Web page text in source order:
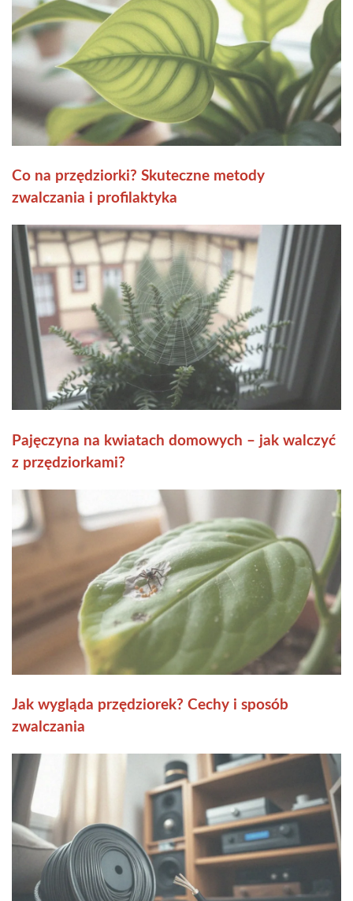
Co na przędziorki? Skuteczne metody
zwalczania i profilaktyka
Pajęczyna na kwiatach domowych – jak walczyć
z przędziorkami?
Jak wygląda przędziorek? Cechy i sposób
zwalczania